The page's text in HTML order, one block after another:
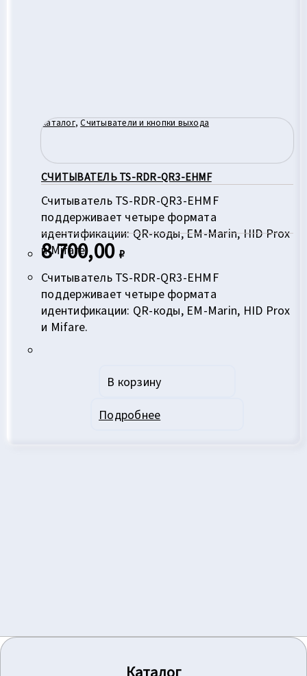
Каталог,Считыватели и кнопки выхода
СЧИТЫВАТЕЛЬ TS-RDR-QR3-EHMF
Считыватель TS-RDR-QR3-EHMF
поддерживает четыре формата
идентификации: QR-коды, EM-Marin, HID Prox
и Mifare.
8 700,00₽
Считыватель TS-RDR-QR3-EHMF
поддерживает четыре формата
идентификации: QR-коды, EM-Marin, HID Prox
и Mifare.
В корзину
Подробнее
Каталог